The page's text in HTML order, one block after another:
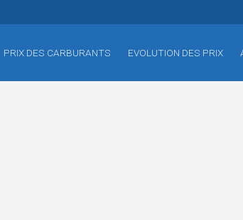
PRIX DES CARBURANTS EVOLUTION DES PRIX